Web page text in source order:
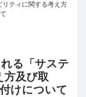
ティに関する考え方
る「サステ
方及び取
けについて